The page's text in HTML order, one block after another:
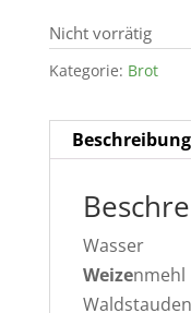
Nicht vorrätig
Kategorie: Brot
Beschreibung
Wasser
Weizenmehl